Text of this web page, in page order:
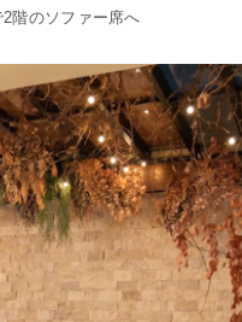
階のソファー席へ